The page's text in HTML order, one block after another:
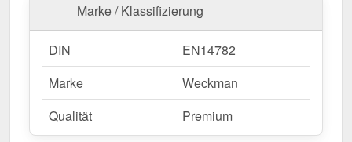
Marke / Klassifizierung
DIN
EN14782
Marke
Weckman
Qualität
Premium